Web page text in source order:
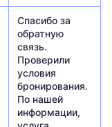
Спасибо за
обратную
связь.
Проверили
условия
бронирования.
По нашей
информации,